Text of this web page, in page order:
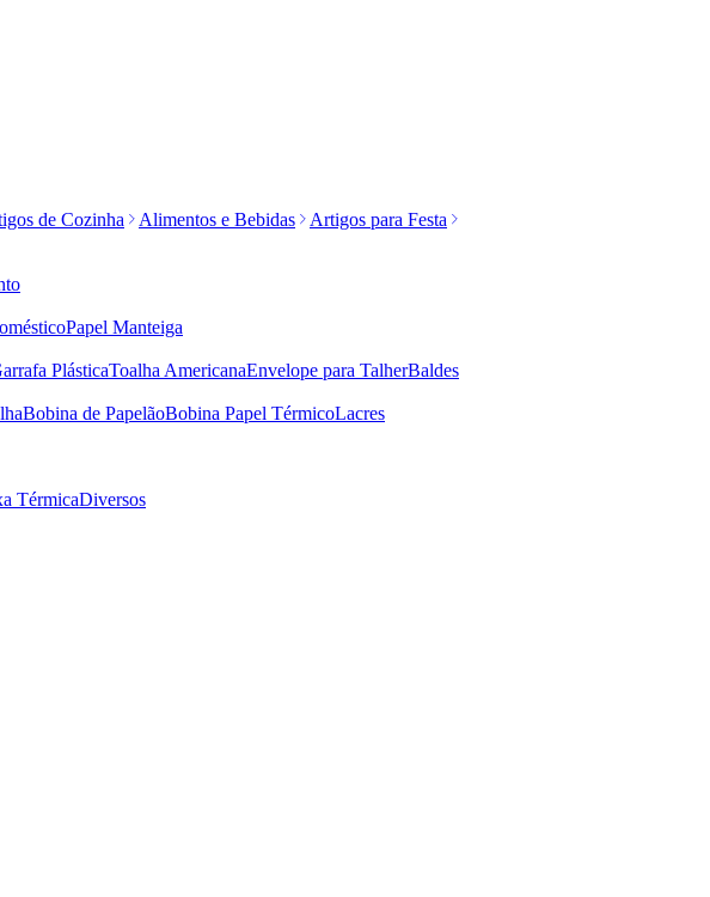
de Cozinha Alimentos e Bebidas
Artigos para Festa
Papel Manteiga
PlásticaToalha AmericanaEnvelope para TalherBaldes
Bobina de PapelãoBobina Papel TérmicoLacres
TérmicaDiversos